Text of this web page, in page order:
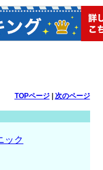
TOPページ| 次のページ